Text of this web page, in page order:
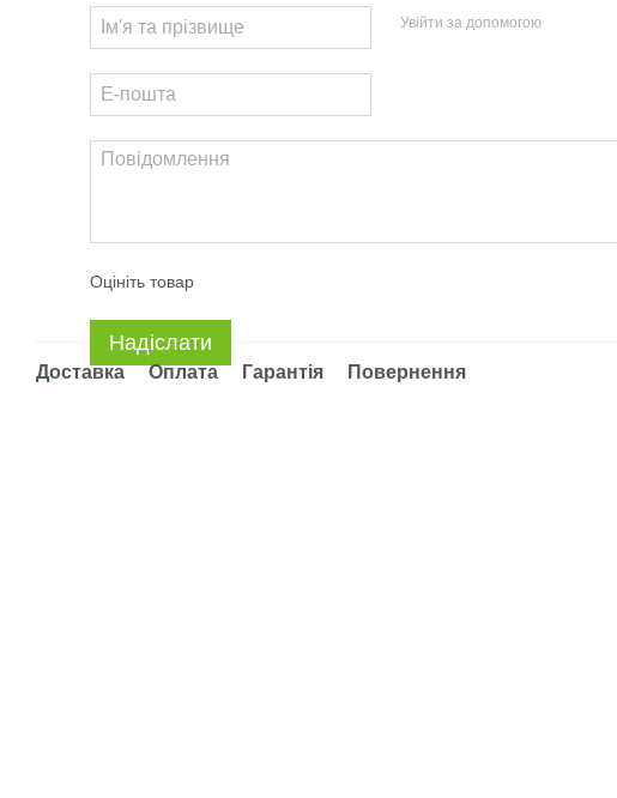
Увійти за допомогою
Оцініть товар
Надіслати
Доставка Оплата Гарантія Повернення